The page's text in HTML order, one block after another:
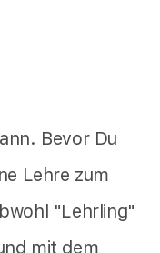
Bevor Du
Lehre zum
"Lehrling"
mit dem